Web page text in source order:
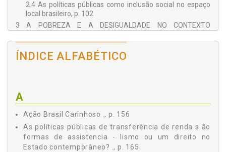
2.4 As políticas públicas como inclusão social no espaço
local brasileiro, p. 102
3 A POBREZA E A DESIGUALDADE NO CONTEXTO
3.1 A pobreza e a desigualdade: análise conceitual, p. 113
3.2 A pobreza e a desigualdade no Brasil, p. 119
4.1.1 Plano Brasil sem Miséria, p. 141
4.1.2 O Bolsa Família, p. 151
4.1.3 Ação Brasil Carinhoso ., p. 156
ÍNDICE ALFABÉTICO
A
Ação Brasil Carinhoso ., p. 156
As políticas públicas de transferência de renda s ão
formas de assistencia - lismo ou um direito no
Estado contemporâneo? ., p. 165